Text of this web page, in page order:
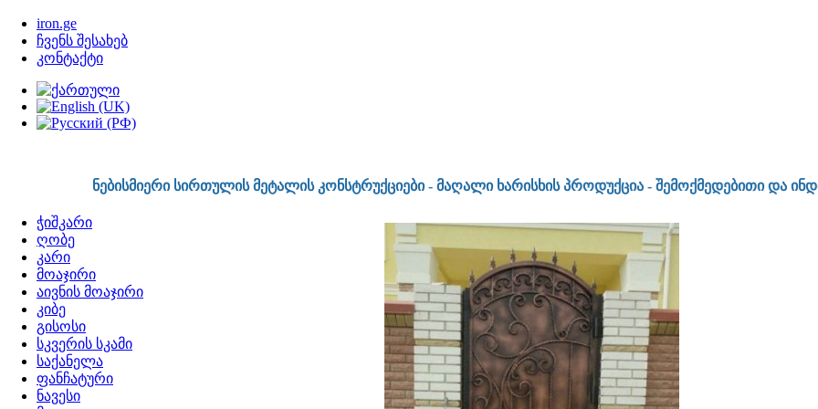
iron.ge
ჩვენს შესახებ
კონტაქტი
ნებისმიერი სირთულის მეტალის კონსტრუქციები - მაღალი ხარისხის პროდუქცია - შემოქმედებითი და
ჭიშკარი
ღობე
კარი
მოაჯირი
აივნის მოაჯირი
კიბე
გისოსი
სკვერის სკამი
საქანელა
ფანჩატური
ნავესი